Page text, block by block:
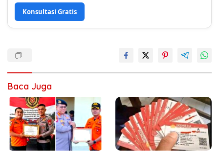
Konsultasi Gratis
Baca Juga